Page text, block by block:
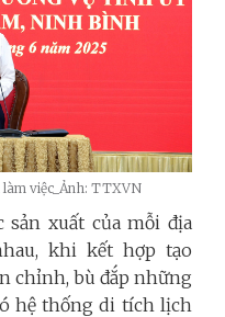
việc_Ảnh: TTXVN
sản xuất của mỗi địa
khi kết hợp tạo
chỉnh, bù đắp những
hệ thống di tích lịch